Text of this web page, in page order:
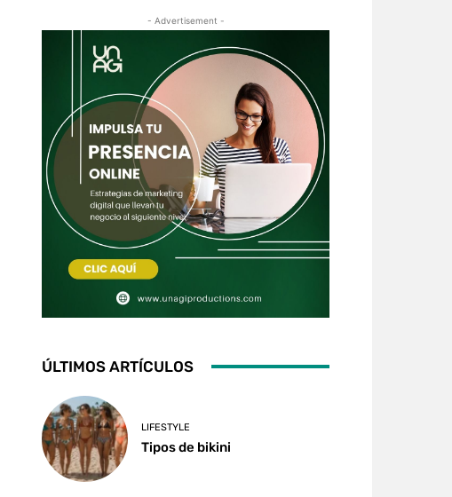
- Advertisement -
ÚLTIMOS ARTÍCULOS
LIFESTYLE
Tipos de bikini